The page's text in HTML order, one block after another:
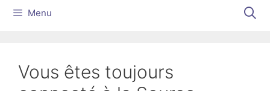
Menu
Vous êtes toujours